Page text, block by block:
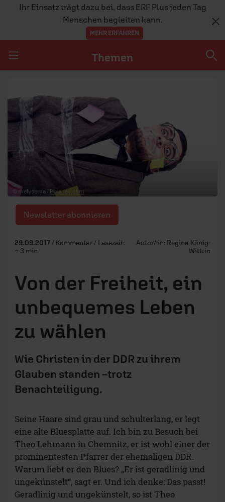
Ihr Einsatz trägt dazu bei, dass ERF Plus jeden Tag
Menschen begleiten kann.
MEHR ERFAHREN
Themen
DOSSIERS
GLAUBE
MENSCHEN
GESELLSCHAFT
TEAM
© melyserna / Pixabay.com
Newsletter abonnieren
29.09.2017 / Kommentar / Lesezeit:
~ 3 min
Autor/-in: Regina König-
Wittrin
Von der Freiheit, ein
unbequemes Leben
zu wählen
Wie Christen in der DDR zu ihrem
Glauben standen –trotz
Benachteiligung.
Seine Haare sind grau und schulterlang, er legt
eine alte Bluesplatte auf. Ich bin zu Besuch bei
Theo Lehmann in Chemnitz, er ist wohl einer der
prominentesten Pfarrer der ehemaligen DDR.
Warum liebt er den Blues? „Er ist geradlinig und
ungekünstelt“, sagt er. Und ich denke: Das passt!
Geradlinig und ungekünstelt, so ist Theo